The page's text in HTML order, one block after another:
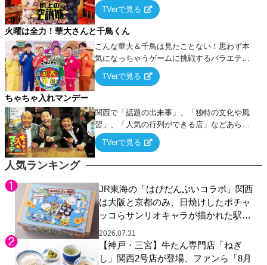
人気ランキング
JR東海の「はぴだんぶいコラボ」関西
は大阪と京都のみ、日焼けしたポチャ
ッコらサンリオキャラが描かれた駅弁
やグッズが登場
2026.07.31
【神戸・三宮】牛たん専門店「ねぎ
し」関西2号店が登場、ファンら「8月
みたらこうなる！…ハズ」という“机上の空
論”に若手芸人らがカラダを張って挑む！
TVerで見る
火曜は全力！華大さんと千鳥くん
こんな華大＆千鳥は見たことない！思わず本
気になっちゃうゲームに挑戦するバラエティ
ー！
TVerで見る
ちゃちゃ入れマンデー
関西で「話題の出来事」、「独特の文化や風
習」、「人気の行列ができる店」などあらゆ
るテーマについて好き放題にちゃちゃを入れ
ていく関西色を前面に押し出したトークバラ
TVerで見る